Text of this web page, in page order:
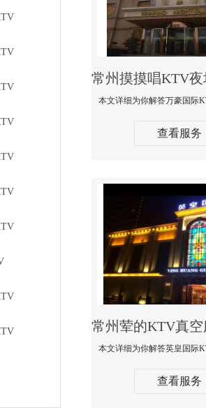
查看服务
查看服务